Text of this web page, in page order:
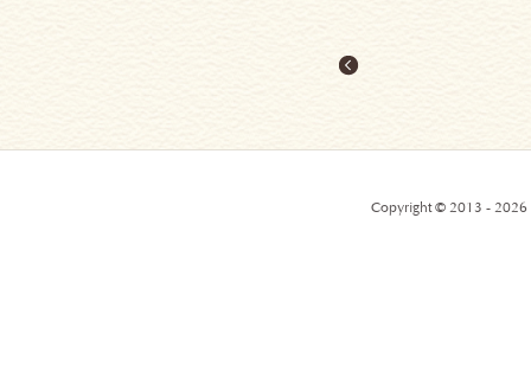
Copyright © 2013 - 2026